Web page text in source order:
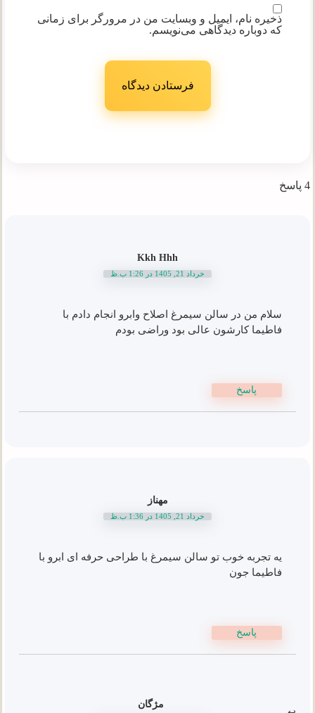
4 پاسخ
Kkh Hhh
خرداد 21, 1405 در 1:26 ب.ظ
سلام من در سالن سیمرغ اصلاح وابرو انجام دادم با
فاطیما کارشون عالی بود وراضی بودم
پاسخ
مهناز
خرداد 21, 1405 در 1:36 ب.ظ
یه تجربه خوب تو سالن سیمرغ با طراحی حرفه ای ابرو با
فاطیما جون
پاسخ
مژگان
ذخیره نام، ایمیل و وبسایت من در مرورگر برای زمانی
که دوباره دیدگاهی می‌نویسم.